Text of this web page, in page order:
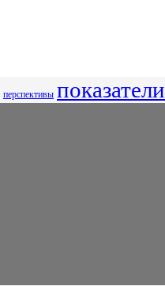
перспективы показатели